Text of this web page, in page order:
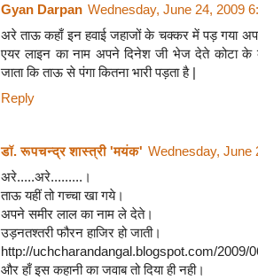
Gyan Darpan Wednesday, June 24, 2009
अरे ताऊ कहाँ इन हवाई जहाजों के चक्कर में पड़ गया
एयर लाइन का नाम अपने दिनेश जी भेज देते कोटा
जाता कि ताऊ से पंगा कितना भारी पड़ता है |
Reply
डॉ. रूपचन्द्र शास्त्री 'मयंक' Wednesday, June
अरे.....अरे.........।
ताऊ यहीं तो गच्चा खा गये।
अपने समीर लाल का नाम ले देते।
उड़नतश्तरी फौरन हाजिर हो जाती।
http://uchcharandangal.blogspot.com/2009/
और हाँ इस कहानी का जवाब तो दिया ही नही।